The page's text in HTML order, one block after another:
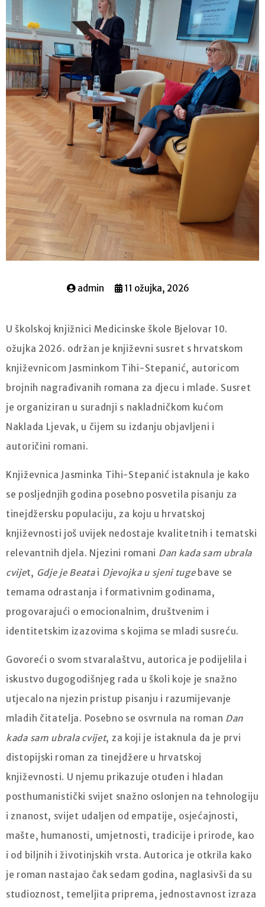
admin 11 ožujka, 2026
U školskoj knjižnici Medicinske škole Bjelovar 10.
ožujka 2026. održan je književni susret s hrvatskom
književnicom Jasminkom Tihi-Stepanić, autoricom
brojnih nagrađivanih romana za djecu i mlade. Susret
je organiziran u suradnji s nakladničkom kućom
Naklada Ljevak, u čijem su izdanju objavljeni i
autoričini romani.
Književnica Jasminka Tihi-Stepanić istaknula je kako
se posljednjih godina posebno posvetila pisanju za
tinejdžersku populaciju, za koju u hrvatskoj
književnosti još uvijek nedostaje kvalitetnih i tematski
relevantnih djela. Njezini romani Dan kada sam ubrala
cvijet, Gdje je Beata i Djevojka u sjeni tugebave se
temama odrastanja i formativnim godinama,
progovarajući o emocionalnim, društvenim i
identitetskim izazovima s kojima se mladi susreću.
Govoreći o svom stvaralaštvu, autorica je podijelila i
iskustvo dugogodišnjeg rada u školi koje je snažno
utjecalo na njezin pristup pisanju i razumijevanje
mladih čitatelja. Posebno se osvrnula na roman Dan
kada sam ubrala cvijet, za koji je istaknula da je prvi
distopijski roman za tinejdžere u hrvatskoj
književnosti. U njemu prikazuje otuđen i hladan
posthumanistički svijet snažno oslonjen na tehnologiju
i znanost, svijet udaljen od empatije, osjećajnosti,
mašte, humanosti, umjetnosti, tradicije i prirode, kao
i od biljnih i životinjskih vrsta. Autorica je otkrila kako
je roman nastajao čak sedam godina, naglasivši da su
studioznost, temeljita priprema, jednostavnost izraza